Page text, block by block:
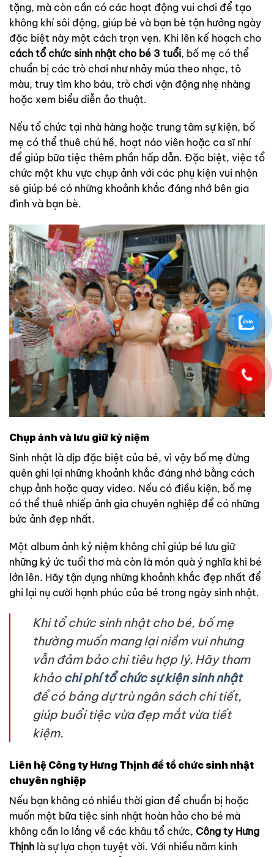
tặng, mà còn cần có các hoạt động vui chơi để tạo
không khí sôi động, giúp bé và bạn bè tận hưởng ngày
đặc biệt này một cách trọn vẹn. Khi lên kế hoạch cho
cách tổ chức sinh nhật cho bé 3 tuổi, bố mẹ có thể
chuẩn bị các trò chơi như nhảy múa theo nhạc, tô
màu, truy tìm kho báu, trò chơi vận động nhẹ nhàng
hoặc xem biểu diễn ảo thuật.
Nếu tổ chức tại nhà hàng hoặc trung tâm sự kiện, bố
mẹ có thể thuê chú hề, hoạt náo viên hoặc ca sĩ nhí
để giúp bữa tiệc thêm phần hấp dẫn. Đặc biệt, việc tổ
chức một khu vực chụp ảnh với các phụ kiện vui nhộn
sẽ giúp bé có những khoảnh khắc đáng nhớ bên gia
đình và bạn bè.
Chụp ảnh và lưu giữ kỷ niệm
Sinh nhật là dịp đặc biệt của bé, vì vậy bố mẹ đừng
quên ghi lại những khoảnh khắc đáng nhớ bằng cách
chụp ảnh hoặc quay video. Nếu có điều kiện, bố mẹ
có thể thuê nhiếp ảnh gia chuyên nghiệp để có những
bức ảnh đẹp nhất.
Một album ảnh kỷ niệm không chỉ giúp bé lưu giữ
những ký ức tuổi thơ mà còn là món quà ý nghĩa khi bé
lớn lên. Hãy tận dụng những khoảnh khắc đẹp nhất để
ghi lại nụ cười hạnh phúc của bé trong ngày sinh nhật.
Khi tổ chức sinh nhật cho bé, bố mẹ
thường muốn mang lại niềm vui nhưng
vẫn đảm bảo chi tiêu hợp lý. Hãy tham
khảo chi phí tổ chức sự kiện sinh nhật
để có bảng dự trù ngân sách chi tiết,
giúp buổi tiệc vừa đẹp mắt vừa tiết
kiệm.
Liên hệ Công ty Hưng Thịnh để tổ chức sinh nhật
chuyên nghiệp
Nếu bạn không có nhiều thời gian để chuẩn bị hoặc
muốn một bữa tiệc sinh nhật hoàn hảo cho bé mà
không cần lo lắng về các khâu tổ chức, Công ty Hưng
Thịnh là sự lựa chọn tuyệt vời. Với nhiều năm kinh